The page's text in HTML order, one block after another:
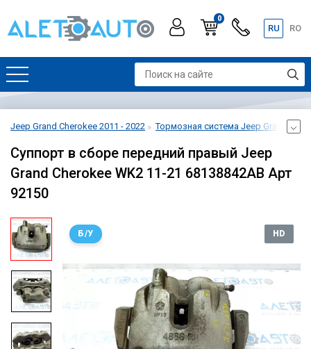
0
RU RO
Jeep Grand Cherokee 2011 - 2022 Тормозная система Jeep Grand
Суппорт в сборе передний правый Jeep
Grand Cherokee WK2 11-21 68138842AB Арт
92150
Б/У HD